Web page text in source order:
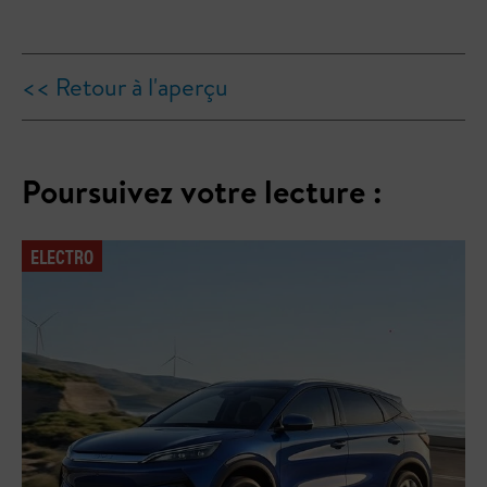
<< Retour à l'aperçu
Poursuivez votre lecture :
ELECTRO